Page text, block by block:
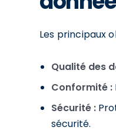
Les principaux
Qualité des
Conformité :
Sécurité :
sécurité.